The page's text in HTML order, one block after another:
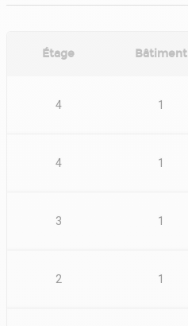
Étage Bâtiment
4 1
4 1
3 1
2 1